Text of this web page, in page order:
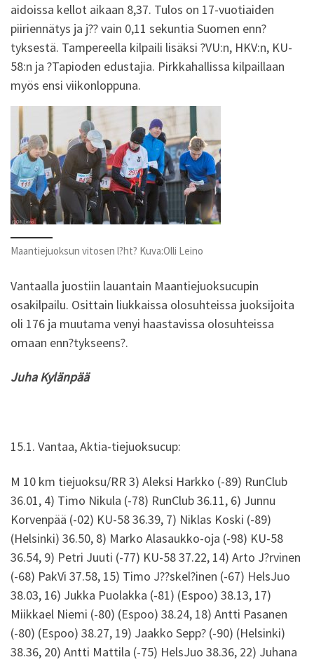
aidoissa kellot aikaan 8,37. Tulos on 17-vuotiaiden
piiriennätys ja j?? vain 0,11 sekuntia Suomen enn?
tyksestä. Tampereella kilpaili lisäksi ?VU:n, HKV:n, KU-
58:n ja ?Tapioden edustajia. Pirkkahallissa kilpaillaan
myös ensi viikonloppuna.
Maantiejuoksun vitosen l?ht? Kuva:Olli Leino
Vantaalla juostiin lauantain Maantiejuoksucupin
osakilpailu. Osittain liukkaissa olosuhteissa juoksijoita
oli 176 ja muutama venyi haastavissa olosuhteissa
omaan enn?tykseens?.
Juha Kylänpää
15.1. Vantaa, Aktia-tiejuoksucup:
M 10 km tiejuoksu/RR 3) Aleksi Harkko (-89) RunClub
36.01, 4) Timo Nikula (-78) RunClub 36.11, 6) Junnu
Korvenpää (-02) KU-58 36.39, 7) Niklas Koski (-89)
(Helsinki) 36.50, 8) Marko Alasaukko-oja (-98) KU-58
36.54, 9) Petri Juuti (-77) KU-58 37.22, 14) Arto J?rvinen
(-68) PakVi 37.58, 15) Timo J??skel?inen (-67) HelsJuo
38.03, 16) Jukka Puolakka (-81) (Espoo) 38.13, 17)
Miikkael Niemi (-80) (Espoo) 38.24, 18) Antti Pasanen
(-80) (Espoo) 38.27, 19) Jaakko Sepp? (-90) (Helsinki)
38.36, 20) Antti Mattila (-75) HelsJuo 38.36, 22) Juhana